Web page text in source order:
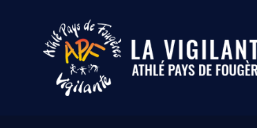
contenu